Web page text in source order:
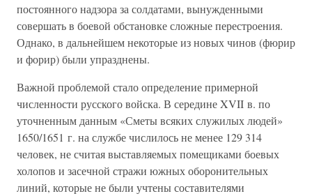
постоянного надзора за солдатами, вынужденными
совершать в боевой обстановке сложные перестроения.
Однако, в дальнейшем некоторые из новых чинов (фюрир
и форир) были упразднены.
Важной проблемой стало определение примерной
численности русского войска. В середине XVII в. по
уточненным данным «Сметы всяких служилых людей»
1650/1651 г. на службе числилось не менее 129 314
человек, не считая выставляемых помещиками боевых
холопов и засечной стражи южных оборонительных
линий, которые не были учтены составителями